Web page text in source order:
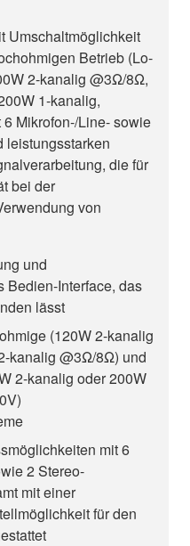
Umschaltmöglichkeit
Betrieb (Lo-
2-kanalig @3Ω/8Ω,
1-kanalig,
Mikrofon-/Line- sowie
leistungsstarken
die für
bei der
von
und
Bedien-Interface, das
lässt
(120W 2-kanalig
kanalig @3Ω/8Ω) und
2-kanalig oder 200W
mit 6
2 Stereo-
mit einer
für den